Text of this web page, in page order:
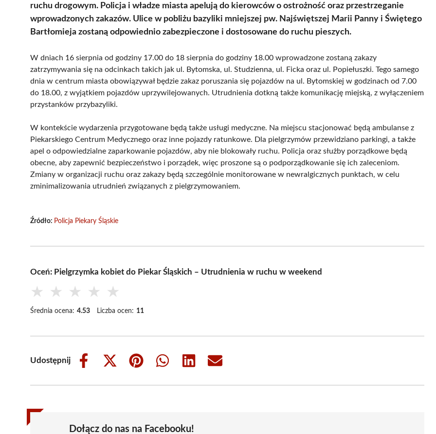
ruchu drogowym. Policja i władze miasta apelują do kierowców o ostrożność oraz przestrzeganie
wprowadzonych zakazów. Ulice w pobliżu bazyliki mniejszej pw. Najświętszej Marii Panny i Świętego
Bartłomieja zostaną odpowiednio zabezpieczone i dostosowane do ruchu pieszych.
W dniach 16 sierpnia od godziny 17.00 do 18 sierpnia do godziny 18.00 wprowadzone zostaną zakazy
zatrzymywania się na odcinkach takich jak ul. Bytomska, ul. Studzienna, ul. Ficka oraz ul. Popiełuszki. Tego samego
dnia w centrum miasta obowiązywał będzie zakaz poruszania się pojazdów na ul. Bytomskiej w godzinach od 7.00
do 18.00, z wyjątkiem pojazdów uprzywilejowanych. Utrudnienia dotkną także komunikację miejską, z wyłączeniem
przystanków przybazyliki.
W kontekście wydarzenia przygotowane będą także usługi medyczne. Na miejscu stacjonować będą ambulanse z
Piekarskiego Centrum Medycznego oraz inne pojazdy ratunkowe. Dla pielgrzymów przewidziano parkingi, a także
apel o odpowiedzialne zaparkowanie pojazdów, aby nie blokowały ruchu. Policja oraz służby porządkowe będą
obecne, aby zapewnić bezpieczeństwo i porządek, więc proszone są o podporządkowanie się ich zaleceniom.
Zmiany w organizacji ruchu oraz zakazy będą szczególnie monitorowane w newralgicznych punktach, w celu
zminimalizowania utrudnień związanych z pielgrzymowaniem.
Źródło: Policja Piekary Śląskie
Oceń: Pielgrzymka kobiet do Piekar Śląskich – Utrudnienia w ruchu w weekend
★ ★ ★ ★ ★
Średnia ocena: 4.53 Liczba ocen: 11
Udostępnij
Share
Share
(Twitter)
Share
Share
Share
Share
Dołącz do nas na Facebooku!